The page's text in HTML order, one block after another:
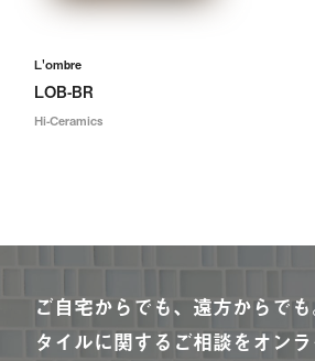
L'ombre
LOB-BR
Hi-Ceramics
ご自宅からでも、遠方からでも
タイルに関するご相談をオン